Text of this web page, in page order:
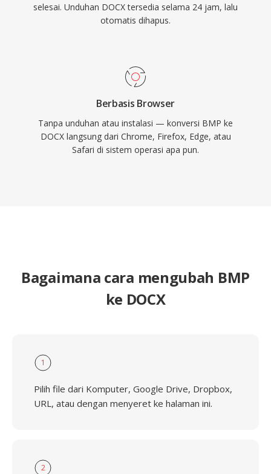
selesai. Unduhan DOCX tersedia selama 24 jam, lalu
otomatis dihapus.
Berbasis Browser
Tanpa unduhan atau instalasi — konversi BMP ke
DOCX langsung dari Chrome, Firefox, Edge, atau
Safari di sistem operasi apa pun.
Bagaimana cara mengubah BMP
ke DOCX
1
Pilih file dari Komputer, Google Drive, Dropbox,
URL, atau dengan menyeret ke halaman ini.
2